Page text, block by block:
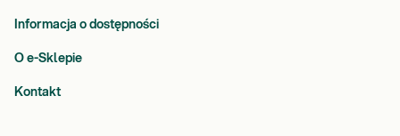
Informacja o dostępności
O e-Sklepie
Kontakt